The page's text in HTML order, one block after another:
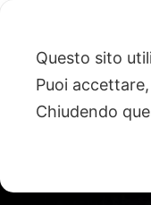
Questo sito
Puoi
Chiudendo